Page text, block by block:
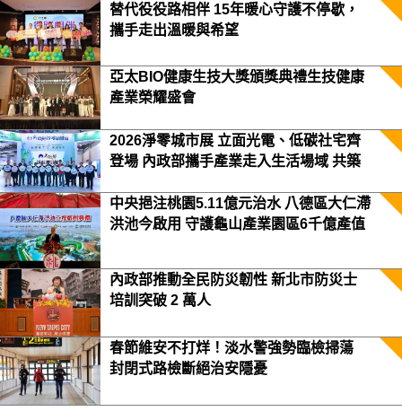
替代役役路相伴 15年暖心守護不停歇，
攜手走出溫暖與希望
亞太BIO健康生技大獎頒獎典禮生技健康
產業榮耀盛會
2026淨零城市展 立面光電、低碳社宅齊
登場 內政部攜手產業走入生活場域 共築
中央挹注桃園5.11億元治水 八德區大仁滯
洪池今啟用 守護龜山產業園區6千億產值
內政部推動全民防災韌性 新北市防災士
培訓突破 2 萬人
春節維安不打烊！淡水警強勢臨檢掃蕩
封閉式路檢斷絕治安隱憂